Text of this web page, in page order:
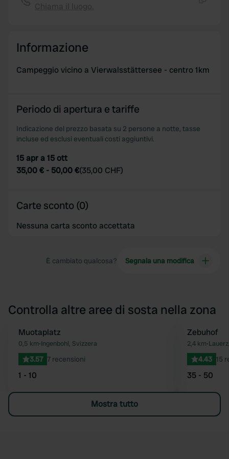
Informazione
Campeggio vicino a Vierwalsstättersee - centro 1km
Periodo di apertura e tariffe
Indicazione del prezzo basata su 2 persone a notte, tasse
incluse ed esclusi eventuali costi aggiuntivi.
15 apr a 15 ott
35,00 € - 50,00 €(35,00 CHF)
Carte sconto (0)
Nessuna carta sconto accettata
È cambiato qualcosa? Segnala una modifica
Controlla altre aree di sosta nella zona
Preferito
Muotaplatz
0,5 km•Ingenbohl, Svizzera
3.57 7 recensioni
1 - 10
Zebuhof
2,4 km•
4.43 15
35 - 50
Mostra tutto